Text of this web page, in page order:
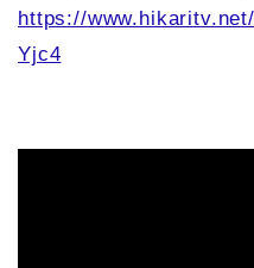
https://
Yjc4